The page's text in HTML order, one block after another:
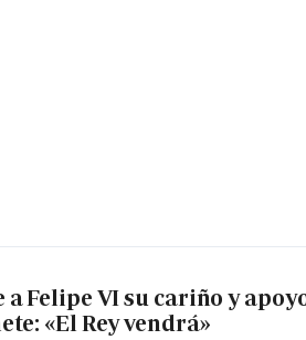
a Felipe VI su cariño y
«El Rey vendrá»